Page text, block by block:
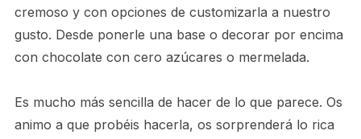
cremoso y con opciones de customizarla a nuestro
gusto. Desde ponerle una base o decorar por encima
con chocolate con cero azúcares o mermelada.
Es mucho más sencilla de hacer de lo que parece. Os
animo a que probéis hacerla, os sorprenderá lo rica